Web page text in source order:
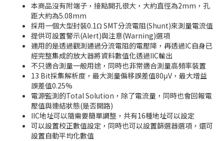
本商品沒有附端子，接點開孔很大，大約直徑為2mm，孔
距大約為5.08mm
採用一個大型封裝0.1Ω SMT分流電阻(Shunt)來測量電流值
提供可設置警示(Alert)與注意(Warning)選項
運用的是透過觀測通過分流電阻的電壓降，再透過IC自身已
經完整集成的放大器將資料數值化透過IIC輸出
不只適合測量一般用途，同時也非常適合測量高頻率裝置
13 Bit採集解析度，最大測量偏移誤差值80μV，最大增益
誤差值0.25%
電源監測的Total Solution，除了電流量，同時也會回報電
壓值與連結狀態(是否開路)
IIC地址可以隨需要簡單調整，共有16種地址可以設定
可以設置校正數值設定，同時也可以設置篩選器選項，還可
設置自動平均化數值